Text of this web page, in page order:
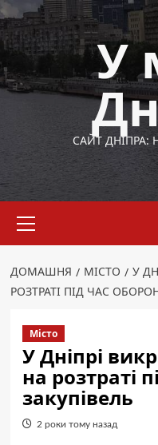
Перейти
до
вмісту
У
САЙТ ДНІПРА:
меню
ДОМАШНЯ МІСТО
У
РОЗТРАТІ ПІД ЧАС
Місто
У Дніпрі
на розтраті
закупівель
2 роки тому назад